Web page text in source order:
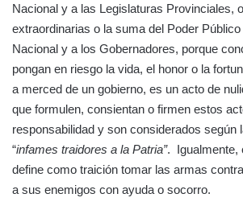
Nacional y a las Legislaturas Provinciales,
extraordinarias o la suma del Poder
Nacional y a los Gobernadores, porque
pongan en riesgo la vida, el honor o la
a merced de un gobierno, es un acto de
que formulen, consientan o firmen estos
responsabilidad y son considerados según
“infames traidores a la Patria”. Igualmente,
define como traición tomar las armas
a sus enemigos con ayuda o socorro.